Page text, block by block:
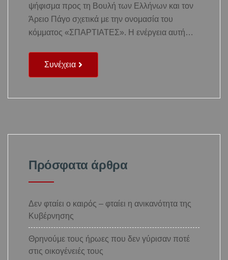
ψήφισμα προς τη Βουλή των Ελλήνων και τον
Άρειο Πάγο σχετικά με την ονομασία του
κόμματος «ΣΠΑΡΤΙΑΤΕΣ». Η ενέργεια αυτή…
Συνέχεια
Πρόσφατα άρθρα
Δεν φταίει ο καιρός – φταίει η ανικανότητα της
Κυβέρνησης
Θρηνούμε τους ήρωες που δεν γύρισαν ποτέ
στις οικογένειές τους